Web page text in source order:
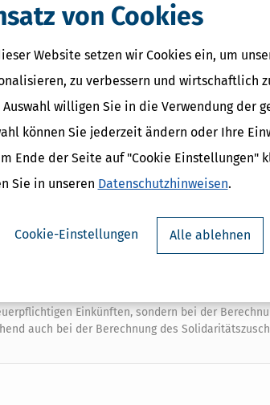
von Cookies
Website setzen wir Cookies ein, um
zu verbessern und wirtschaftlich
willigen Sie in die Verwendung der
können Sie jederzeit ändern oder Ihre
Ende der Seite auf "Cookie Einstellungen"
Sie in unseren Datenschutzhinweisen.
Cookie-Einstellungen Alle ablehnen
Höchstbetrag
höchstens 1.200 Euro im Jahr abgezogen. Den
der Aufwendungen, insgesamt aber höchstens
Euro im Jahr.
Steuererklärung geben Sie jeweils den
Ihrer Steuererklärung in der »
Einkünften, sondern bei der
auch bei der Berechnung des